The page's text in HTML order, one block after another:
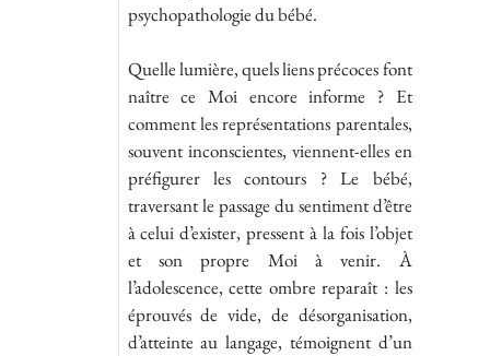
psychopathologie du bébé.
Quelle lumière, quels liens précoces font
naître ce Moi encore informe ? Et
comment les représentations parentales,
souvent inconscientes, viennent-elles en
préfigurer les contours ? Le bébé,
traversant le passage du sentiment d’être
à celui d’exister, pressent à la fois l’objet
et son propre Moi à venir. À
l’adolescence, cette ombre reparaît : les
éprouvés de vide, de désorganisation,
d’atteinte au langage, témoignent d’un